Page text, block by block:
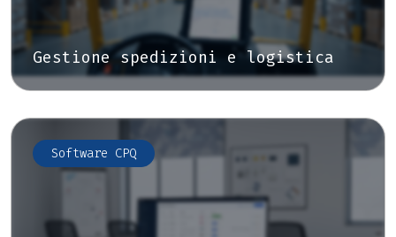
Gestione spedizioni e logistica
Software CPQ